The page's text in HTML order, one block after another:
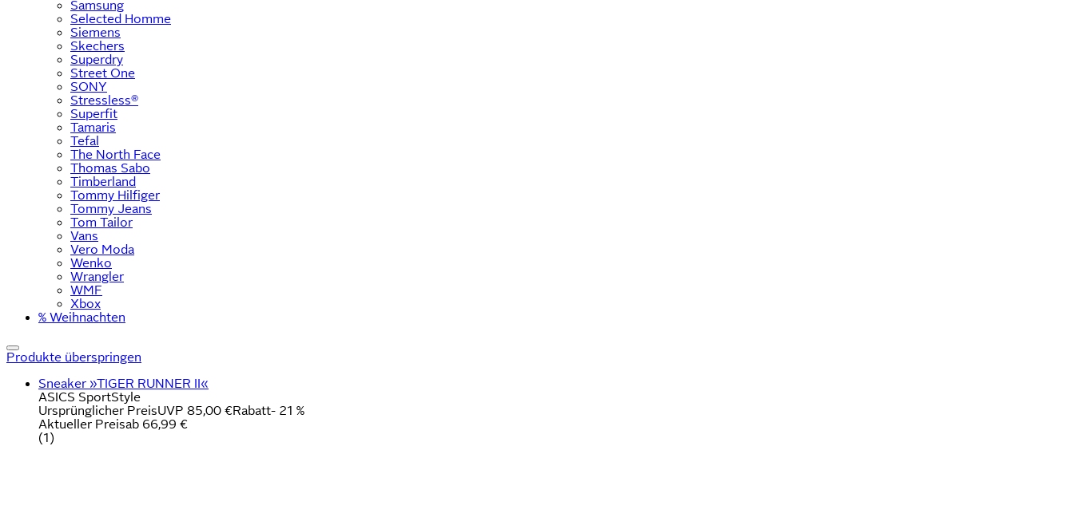
Samsung
Selected Homme
Siemens
Skechers
Superdry
Street One
SONY
Stressless®
Superfit
Tamaris
Tefal
The North Face
Thomas Sabo
Timberland
Tommy Hilfiger
Tommy Jeans
Tom Tailor
Vans
Vero Moda
Wenko
Wrangler
WMF
Xbox
% Weihnachten
Produkte überspringen
Sneaker »TIGER RUNNER II«
ASICS SportStyle
Ursprünglicher PreisUVP 85,00 €Rabatt- 21 %
Aktueller Preisab 66,99 €
(1)